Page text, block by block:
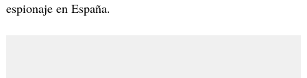
espionaje en España.